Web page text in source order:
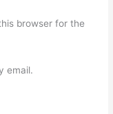
browser for the
email.